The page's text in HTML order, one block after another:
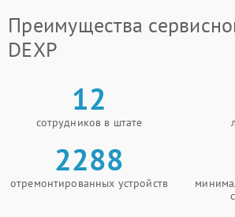
Преимущества
DEXP
12
сотрудников в штате
2288
отремонтированных устройств